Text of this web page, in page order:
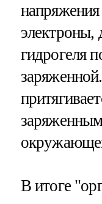
напряжения
электроны,
гидрогеля
В итоге